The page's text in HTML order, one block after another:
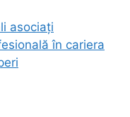
asociați
în cariera